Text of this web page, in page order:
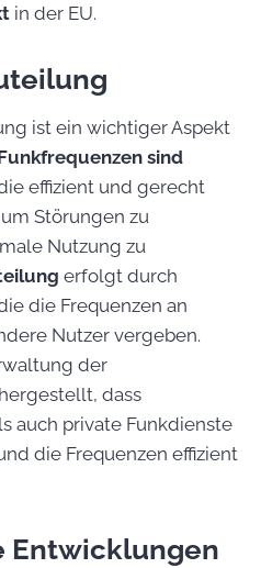
in der EU.
ist ein wichtiger Aspekt
sind
effizient und gerecht
Störungen zu
Nutzung zu
erfolgt durch
die Frequenzen an
Nutzer vergeben.
der
dass
auch private Funkdienste
die Frequenzen effizient
Entwicklungen